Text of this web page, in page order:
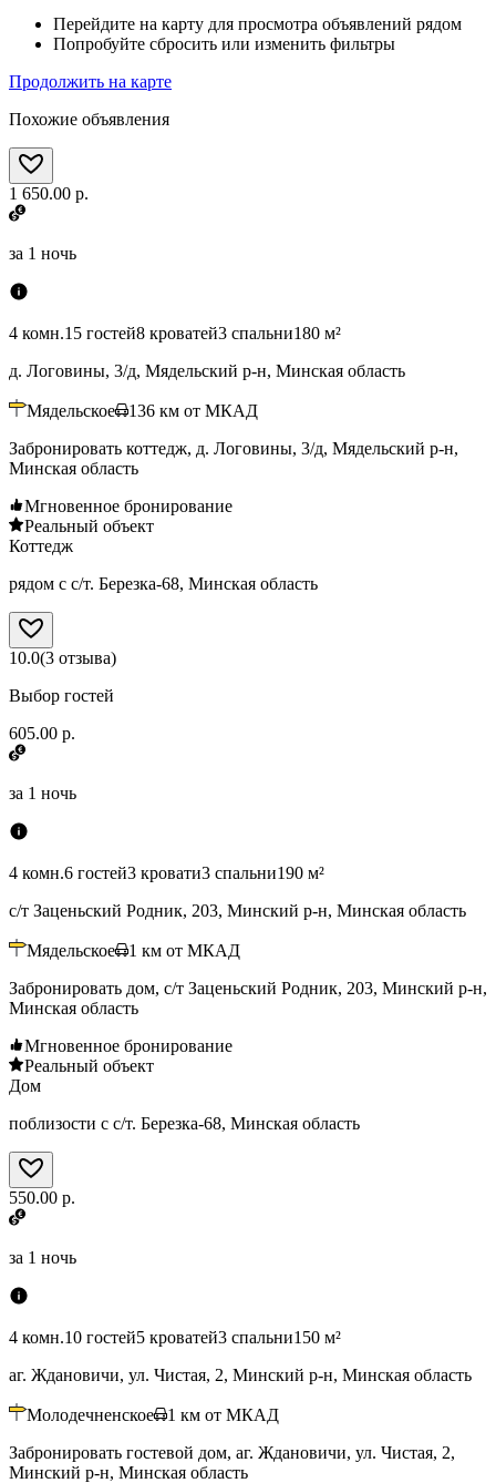
Перейдите на карту для просмотра объявлений рядом
Попробуйте сбросить или изменить фильтры
Продолжить на карте
Похожие объявления
1 650.00 р.
за 1 ночь
4 комн.15 гостей8 кроватей3 спальни180 м²
д. Логовины, 3/д, Мядельский р-н, Минская область
Мядельское 136 км от МКАД
Забронировать коттедж, д. Логовины, 3/д, Мядельский р-н,
Минская область
Мгновенное бронирование
Реальный объект
Коттедж
рядом с с/т. Березка-68, Минская область
10.0(3 отзыва)
Выбор гостей
605.00 р.
за 1 ночь
4 комн.6 гостей3 кровати3 спальни190 м²
с/т Заценьский Родник, 203, Минский р-н, Минская область
Мядельское 1 км от МКАД
Забронировать дом, с/т Заценьский Родник, 203, Минский р-н,
Минская область
Мгновенное бронирование
Реальный объект
Дом
поблизости с с/т. Березка-68, Минская область
550.00 р.
за 1 ночь
4 комн.10 гостей5 кроватей3 спальни150 м²
аг. Ждановичи, ул. Чистая, 2, Минский р-н, Минская область
Молодечненское 1 км от МКАД
Забронировать гостевой дом, аг. Ждановичи, ул. Чистая, 2,
Минский р-н, Минская область